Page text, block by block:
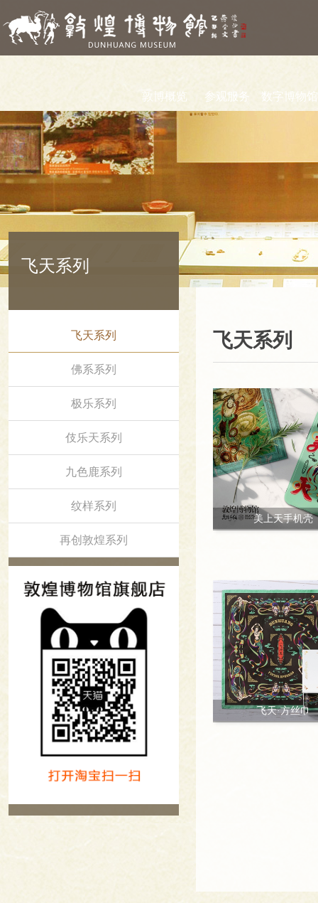
敦博概览 参观服务 数字博物馆
飞天系列
飞天系列
佛系系列
极乐系列
伎乐天系列
九色鹿系列
纹样系列
再创敦煌系列
飞天系列
美上天手机壳
飞天·方丝巾